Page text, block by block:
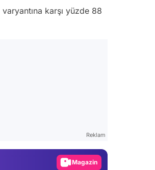
karşı yüzde 88
Reklam
Magazin